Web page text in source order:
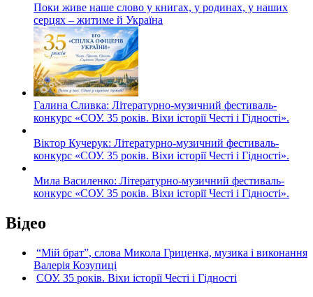
Поки живе наше слово у книгах, у родинах, у наших
серцях – житиме й Україна
Галина Сливка: Літературно-музичний фестиваль-
конкурс «СОУ. 35 років. Віхи історії Честі і Гідності».
Віктор Кучерук: Літературно-музичний фестиваль-
конкурс «СОУ. 35 років. Віхи історії Честі і Гідності».
Мила Василенко: Літературно-музичний фестиваль-
конкурс «СОУ. 35 років. Віхи історії Честі і Гідності».
Відео
“Мій брат”, слова Микола Гриценка, музика і виконання
Валерія Козупиці
СОУ. 35 років. Віхи історії Честі і Гідності